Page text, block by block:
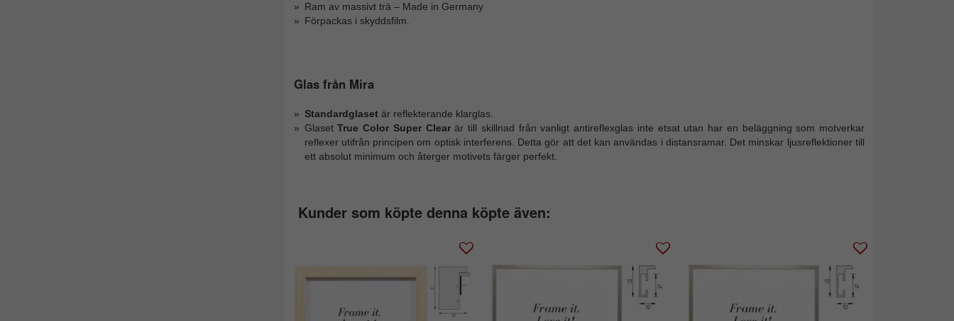
Ram av massivt trä – Made in Germany
Förpackas i skyddsfilm.
Glas från Mira
Standardglasetär reflekterande klarglas.
GlasetTrue Color Super Clearär till skillnad från vanligt antireflexglas inte etsat utan har en beläggning som motverkar
reflexer utifrån principen om optisk interferens. Detta gör att det kan användas i distansramar. Det minskar ljusreflektioner till
ett absolut minimum och återger motivets färger perfekt.
Kunder som köpte denna köpte även: